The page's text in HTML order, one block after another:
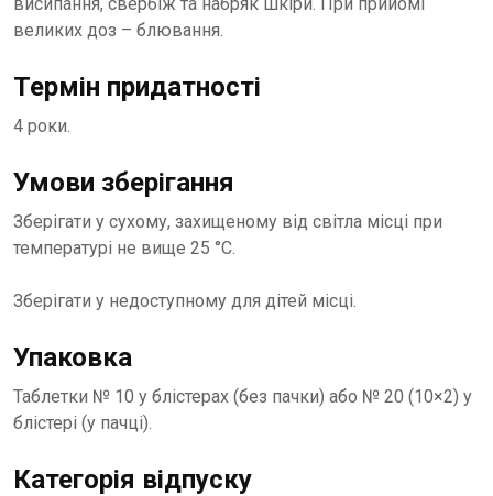
великих доз – блювання.
Термін придатності
4 роки.
Умови зберігання
Зберігати у сухому, захищеному від світла місці при
температурі не вище 25 °С.
Зберігати у недоступному для дітей місці.
Упаковка
Таблетки № 10 у блістерах (без пачки) або № 20 (10×2) у
блістері (у пачці).
Категорія відпуску